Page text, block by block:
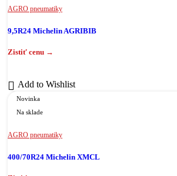
AGRO pneumatiky
9,5R24 Michelin AGRIBIB
Add to Wishlist
Novinka
Na sklade
AGRO pneumatiky
400/70R24 Michelin XMCL